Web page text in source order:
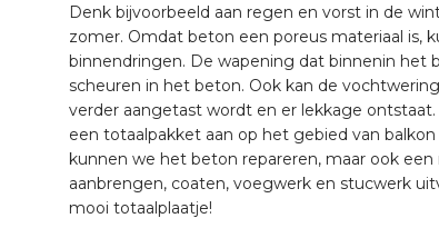
Denk bijvoorbeeld aan regen en vorst in de
zomer. Omdat beton een poreus materiaal is,
binnendringen. De wapening dat binnenin het
scheuren in het beton. Ook kan de
verder aangetast wordt en er lekkage
een totaalpakket aan op het gebied van
kunnen we het beton repareren, maar ook
aanbrengen, coaten, voegwerk en stucwerk
mooi totaalplaatje!